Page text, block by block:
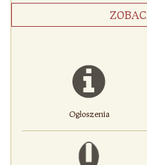
Ogłoszenia